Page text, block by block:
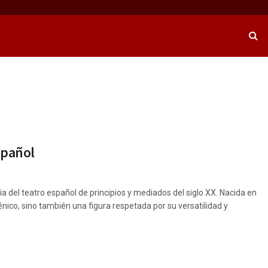
teatro español de principios y mediados del siglo XX. Nacida en
sino también una figura respetada por su versatilidad y